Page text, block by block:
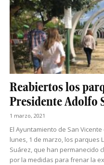
Reabiertos los
Presidente Adolfo
1 marzo, 2021
El Ayuntamiento de San
lunes, 1 de marzo, los parques
Suárez, que han permanecido
por la medidas para frenar la